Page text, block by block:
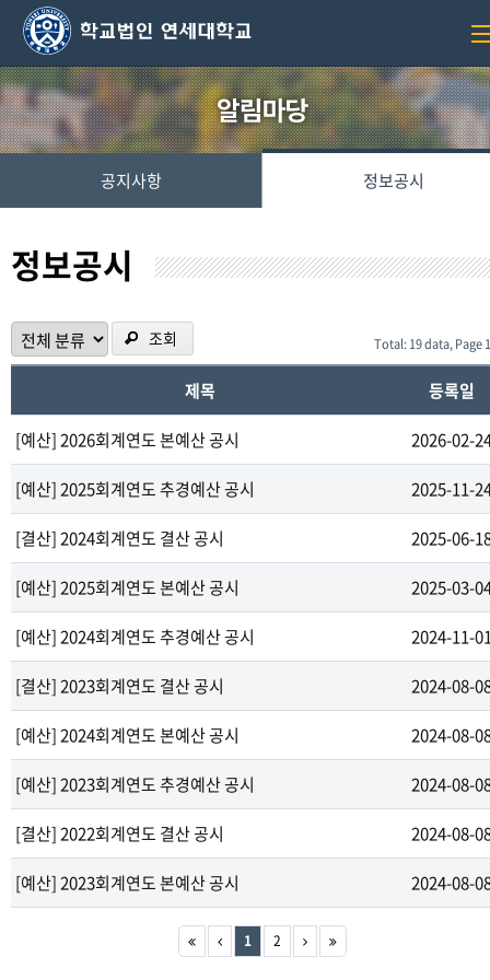
공지사항 정보공시
정보공시
조회 Total: 19 data, Page
제목 등록일
[예산] 2026회계연도 본예산 공시 2026-02-
[예산] 2025회계연도 추경예산 공시 2025-11-
[결산] 2024회계연도 결산 공시 2025-06-
[예산] 2025회계연도 본예산 공시 2025-03-
[예산] 2024회계연도 추경예산 공시 2024-11-
[결산] 2023회계연도 결산 공시 2024-08-
[예산] 2024회계연도 본예산 공시 2024-08-
[예산] 2023회계연도 추경예산 공시 2024-08-
[결산] 2022회계연도 결산 공시 2024-08-
[예산] 2023회계연도 본예산 공시 2024-08-
1 2